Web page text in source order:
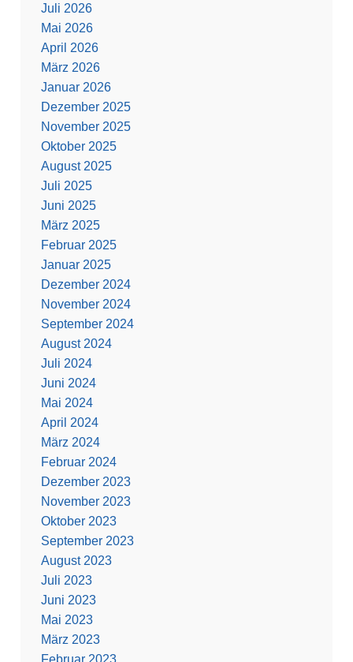
Juli 2026
Mai 2026
April 2026
März 2026
Januar 2026
Dezember 2025
November 2025
Oktober 2025
August 2025
Juli 2025
Juni 2025
März 2025
Februar 2025
Januar 2025
Dezember 2024
November 2024
September 2024
August 2024
Juli 2024
Juni 2024
Mai 2024
April 2024
März 2024
Februar 2024
Dezember 2023
November 2023
Oktober 2023
September 2023
August 2023
Juli 2023
Juni 2023
Mai 2023
März 2023
Februar 2023